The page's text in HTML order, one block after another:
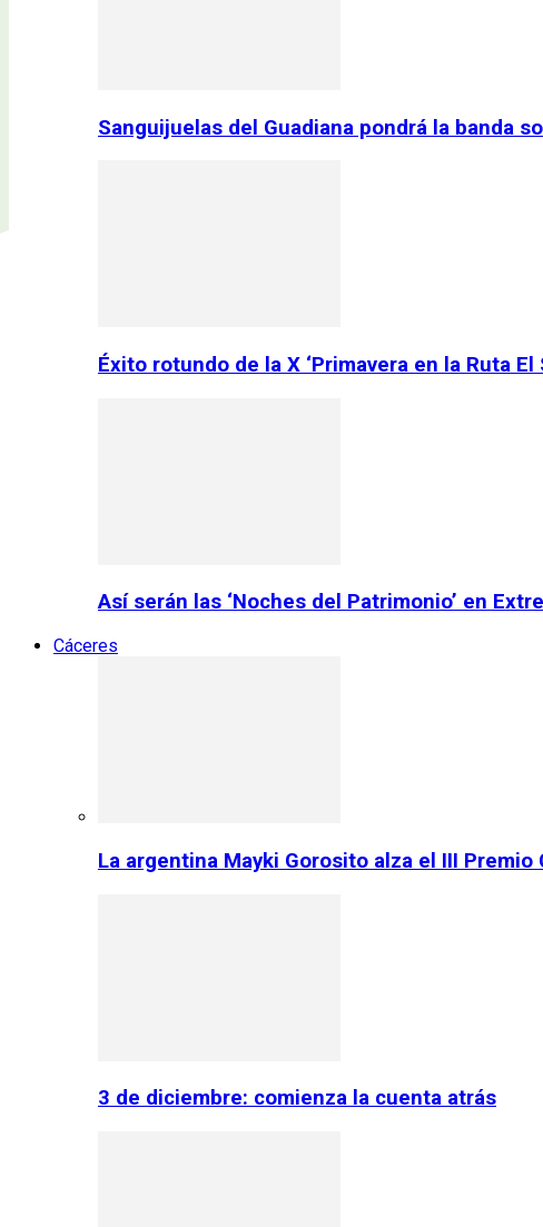
Sanguijuelas del Guadiana pondrá la banda
Éxito rotundo de la X ‘Primavera en la Ruta El
Así serán las ‘Noches del Patrimonio’ en
Cáceres
La argentina Mayki Gorosito alza el III Premio
3 de diciembre: comienza la cuenta atrás